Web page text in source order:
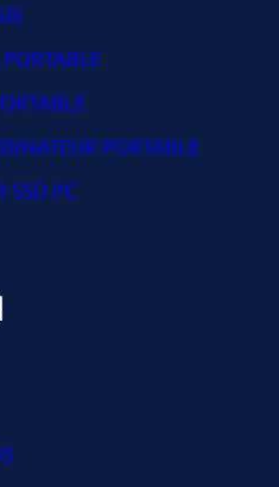
PORTABLE
SSD PC